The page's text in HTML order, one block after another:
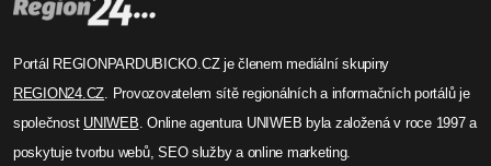
Portál REGIONPARDUBICKO.CZ je členem mediální skupiny
REGION24.CZ . Provozovatelem sítě regionálních a informačních portálů je
společnost UNIWEB . Online agentura UNIWEB byla založená v roce 1997 a
poskytuje tvorbu webů, SEO služby a online marketing.